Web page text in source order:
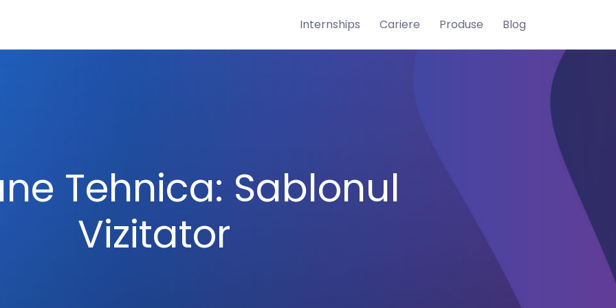
Internships Cariere Produse Blog
Tehnica: Sablonul
Vizitator